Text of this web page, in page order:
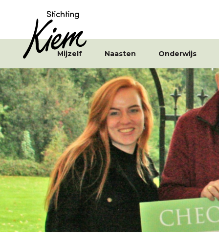
Mijzelf Naasten Onderwijs